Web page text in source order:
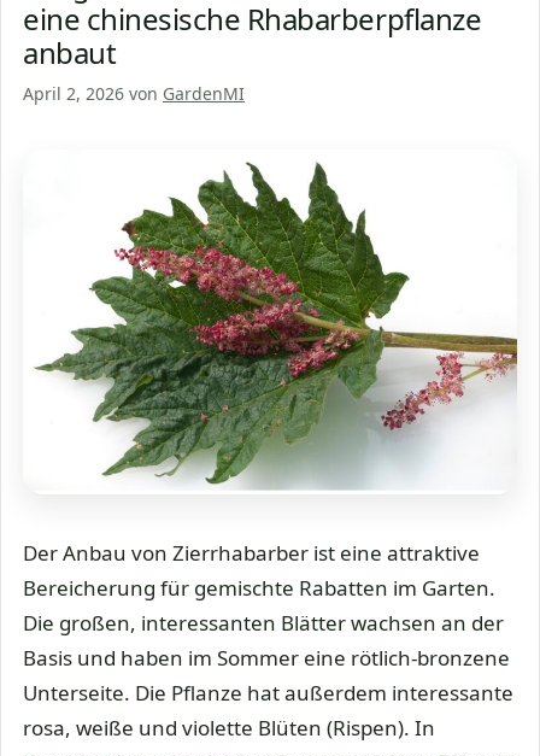
eine chinesische Rhabarberpflanze
anbaut
April 2, 2026 von GardenMI
Der Anbau von Zierrhabarber ist eine attraktive
Bereicherung für gemischte Rabatten im Garten.
Die großen, interessanten Blätter wachsen an der
Basis und haben im Sommer eine rötlich-bronzene
Unterseite. Die Pflanze hat außerdem interessante
rosa, weiße und violette Blüten (Rispen). In